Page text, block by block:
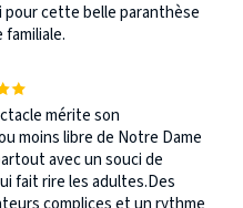
pour cette belle paranthèse
mérite son
moins libre de Notre Dame
avec un souci de
fait rire les adultes.Des